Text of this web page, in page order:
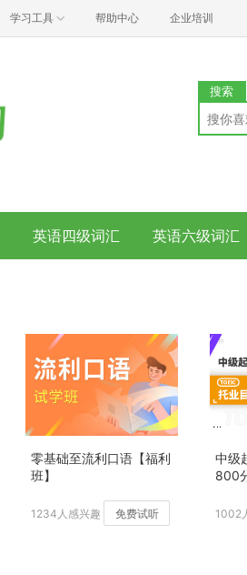
学习工具 帮助中心 企业培训
搜索
英语四级词汇 英语六级词汇
零基础至流利口语【福利
班】
1234人感兴趣 免费试听
中级
800
1002